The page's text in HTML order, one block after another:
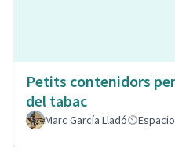
Petits contenidors
del tabac
Marc García Lladó